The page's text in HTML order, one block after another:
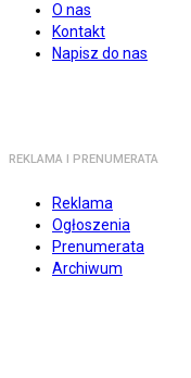
O nas
Kontakt
Napisz do nas
REKLAMA I PRENUMERATA
Reklama
Ogłoszenia
Prenumerata
Archiwum